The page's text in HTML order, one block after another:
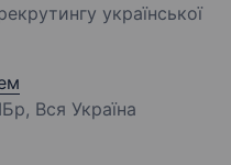
української
Вся Україна